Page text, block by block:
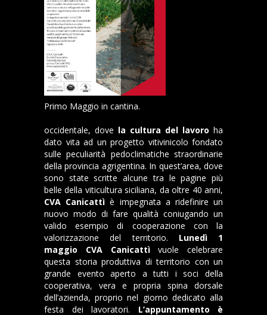
Primo Maggio in cantina.
occidentale, dove la cultura del lavoro ha
dato vita ad un progetto vitivinicolo fondato
sulle peculiarità pedoclimatiche straordinarie
della provincia agrigentina. In quest’area, dove
sono state scritte alcune tra le pagine più
belle della viticultura siciliana, da oltre 40 anni,
CVA Canicattì è impegnata a ridefinire un
nuovo modo di fare qualità coniugando un
valido esempio di cooperazione con la
valorizzazione del territorio. Lunedì 1
maggio CVA Canicattìvuole celebrare
questa storia produttiva di territorio con un
grande evento aperto a tutti i soci della
cooperativa, vera e propria spina dorsale
dell’azienda, proprio nel giorno dedicato alla
festa dei lavoratori. L’appuntamento è